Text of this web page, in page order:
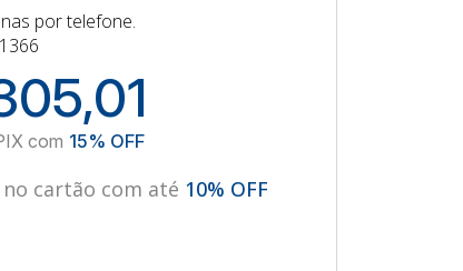
por telefone.
no cartão com até 10% OFF